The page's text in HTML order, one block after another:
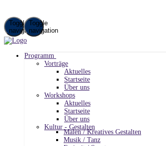
Toggle
navigation
Toggle
navigation
Programm
Vorträge
Aktuelles
Startseite
Über uns
Workshops
Aktuelles
Startseite
Über uns
Kultur - Gestalten
Malen / Kreatives Gestalten
Musik / Tanz